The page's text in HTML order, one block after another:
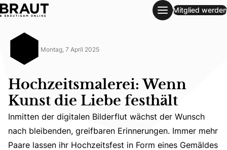
Hochzeitsmalerei: Wenn Kunst die Liebe festhält
Mitglied werden
Montag, 7 April 2025
Hochzeitsmalerei: Wenn
Kunst die Liebe festhält
Inmitten der digitalen Bilderflut wächst der Wunsch
nach bleibenden, greifbaren Erinnerungen. Immer mehr
Paare lassen ihr Hochzeitsfest in Form eines Gemäldes